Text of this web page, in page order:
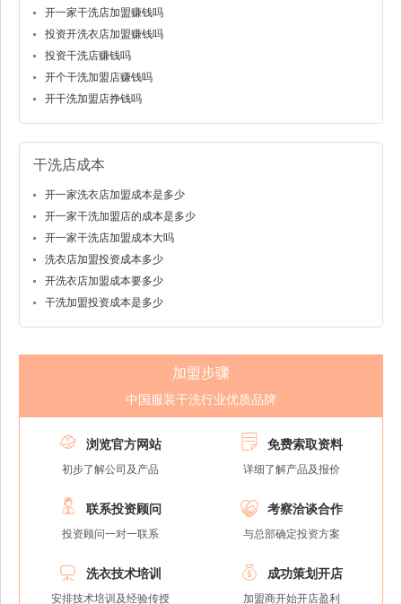
开一家干洗店加盟赚钱吗
投资开洗衣店加盟赚钱吗
投资干洗店赚钱吗
开个干洗加盟店赚钱吗
开干洗加盟店挣钱吗
干洗店成本
开一家洗衣店加盟成本是多少
开一家干洗加盟店的成本是多少
开一家干洗店加盟成本大吗
洗衣店加盟投资成本多少
开洗衣店加盟成本要多少
干洗加盟投资成本是多少
加盟步骤
中国服装干洗行业优质品牌
 浏览官方网站
初步了解公司及产品
 免费索取资料
详细了解产品及报价
 联系投资顾问
投资顾问一对一联系
 考察洽谈合作
与总部确定投资方案
 洗衣技术培训
安排技术培训及经验传授
 成功策划开店
加盟商开始开店盈利